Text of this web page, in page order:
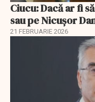
Ciucu: Dacă ar fi
sau pe Nicușor
21 FEBRUARIE 2026